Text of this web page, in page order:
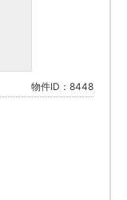
物件ID：8448